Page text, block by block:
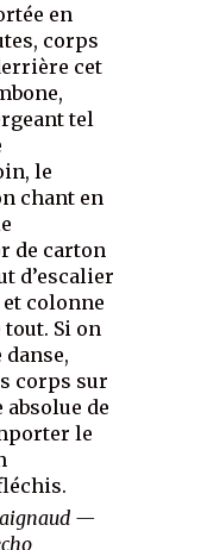
en
corps
cet
tel
le
chant en
de carton
d’escalier
colonne
Si on
danse,
corps sur
de
le
—